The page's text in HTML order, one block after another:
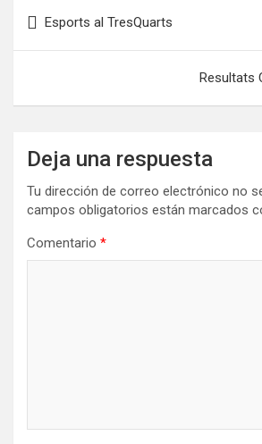
de
Esports al TresQuarts
Resultats
Deja una respuesta
Tu dirección de correo electrónico no
campos obligatorios están marcados
Comentario *